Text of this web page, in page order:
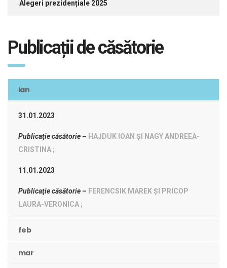
Alegeri prezidențiale 2025
Publicații de căsătorie
ian
31.01.2023
Publicaţie căsătorie – HAJDUK IOAN ŞI NAGY ANDREEA-
CRISTINA ;
11.01.2023
Publicaţie căsătorie – FERENCSIK MAREK ŞI PRICOP
LAURA-VERONICA ;
feb
mar